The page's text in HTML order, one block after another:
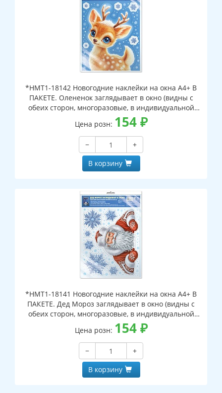
*НМТ1-18142 Новогодние наклейки на окна А4+ В
ПАКЕТЕ. Олененок заглядывает в окно (видны с
обеих сторон, многоразовые, в индивидуальной
упаковке, с европодвесом и клеевым клапаном)
Цена розн: 154₽
−
+
В корзину
*НМТ1-18141 Новогодние наклейки на окна А4+ В
ПАКЕТЕ. Дед Мороз заглядывает в окно (видны с
обеих сторон, многоразовые, в индивидуальной
упаковке, с европодвесом и клеевым клапаном)
Цена розн: 154₽
−
+
В корзину